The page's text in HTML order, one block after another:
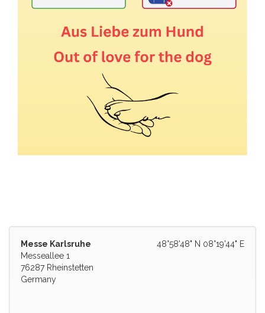
48°58'48" N 08°19'44" E
Messe Karlsruhe
Messeallee 1
76287 Rheinstetten
Germany